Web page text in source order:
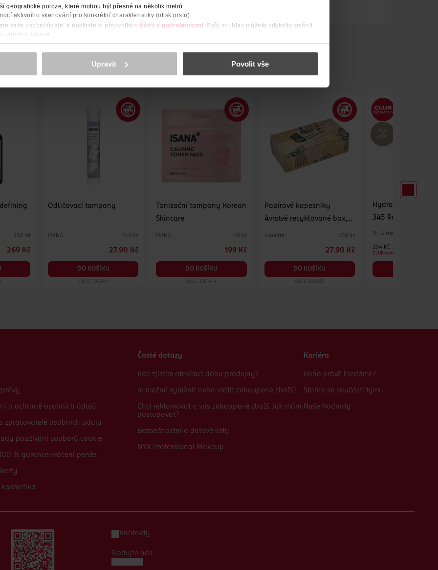
geografické poloze, které mohou být přesné na několik metrů
aktivního skenování pro konkrétní charakteristiky (otisk prstu)
vaše osobní údaje, a nastavte si předvolby v části s podrobnostmi. Svůj souhlas můžete kdykoliv změnit
cookie.
a reklam, funkcí sociálních médií, analýze návštěvnosti, které mohou nést osobní údaje.
osobních údajů.
<
Upravit Povolit vše
150 ml
269 Kč
Odličovací tampony
ISANA 140 ks
27.90 Kč
DO KOŠÍKU
Obj. č.: 796149
Tonizační tampony Korean
Skincare
ISANA 60 ks
199 Kč
DO KOŠÍKU
Obj. č.: 1361414
Papírové kapesníky
4vrstvé recyklované box,
alouette 100 ks
27.90 Kč
DO KOŠÍKU
Obj. č.: 884181
Hydratační
345 Relief Cream
Dr. Althea
294 Kč
CLUB cena
o ochraně osobních údajů
zpracovatelé osobních údajů
používání souborů cookie
% garance vrácení peněz
kosmetika
Časté dotazy
Kde zjistím otevírací dobu prodejny?
Je možné vyměnit nebo vrátit zakoupené zboží?
Chci reklamovat u vás zakoupené zboží. Jak mám
postupovat?
Bezpečnostní a datové listy
NYX Professional Makeup
Kariéra
Koho právě hledáme?
Staňte se součástí týmu
Naše hodnoty
Kontakty
Sledujte nás